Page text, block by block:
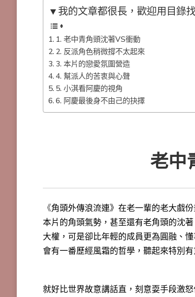
▼我的文章都很長，歡迎用目錄
1. 老中青角頭沈著VS衝動
2. 反派角色稍微撐不太起來
3. 本片的戀愛氛圍營造
4. 幫派人的苦衷與心聲
5. 小淇看阿慶的視角
6. 阿慶最後身不由己的抉擇
老中
《角頭外傳浪流連》在老一輩的老大戲
本片的角頭氣勢，甚至還有老角頭的沈
大權，可是卻比年輕的成員更為圓融、
會有一番歷經風霜的哲學，聽起來特別有
就好比世界故意講話直，刻意耍手段激